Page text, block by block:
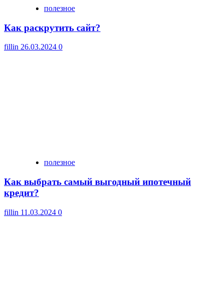
полезное
Как раскрутить сайт?
fillin 26.03.2024 0
полезное
Как выбрать самый выгодный ипотечный
кредит?
fillin 11.03.2024 0